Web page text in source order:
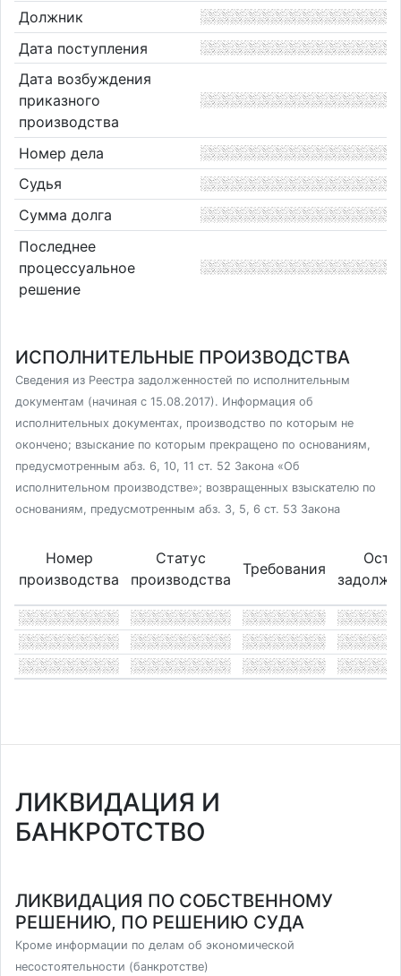
Должник
Дата поступления
Дата возбуждения
приказного
производства
Номер дела
Судья
Сумма долга
Последнее
процессуальное
решение
ИСПОЛНИТЕЛЬНЫЕ ПРОИЗВОДСТВА
Сведения из Реестра задолженностей по исполнительным
документам (начиная с 15.08.2017). Информация об
исполнительных документах, производство по которым не
окончено; взыскание по которым прекращено по основаниям,
предусмотренным абз. 6, 10, 11 ст. 52 Закона «Об
исполнительном производстве»; возвращенных взыскателю по
основаниям, предусмотренным абз. 3, 5, 6 ст. 53 Закона
Номер
производства
Статус
производства
Требования
ЛИКВИДАЦИЯ И
БАНКРОТСТВО
ЛИКВИДАЦИЯ ПО СОБСТВЕННОМУ
РЕШЕНИЮ, ПО РЕШЕНИЮ СУДА
Кроме информации по делам об экономической
несостоятельности (банкротстве)